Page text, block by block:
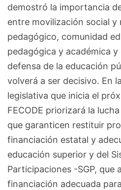
demostró la importancia
entre movilización social y
pedagógico, comunidad
pedagógica y académica y
defensa de la educación
volverá a ser decisivo. En
legislativa que inicia el
FECODE priorizará la
que garanticen restituir
financiación estatal y
educación superior y del
Participaciones -SGP, que
financiación adecuada